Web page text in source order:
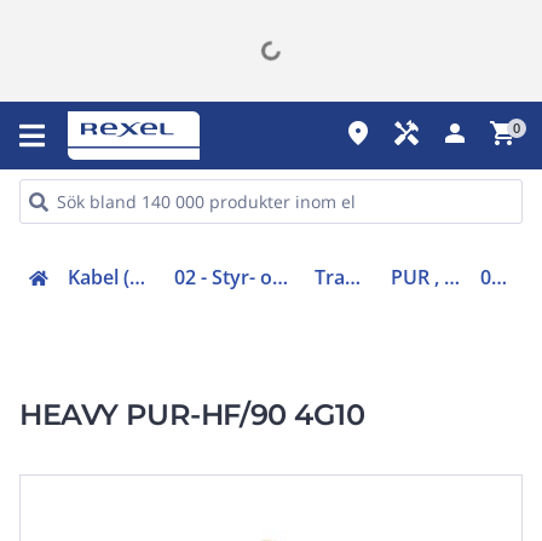
place handyman person shopping_cart0
Kabel (00-05, 48-49) 02 - Styr- och maskinkabel Traverskabel PUR , oskärmad 0261590
HEAVY PUR-HF/90 4G10